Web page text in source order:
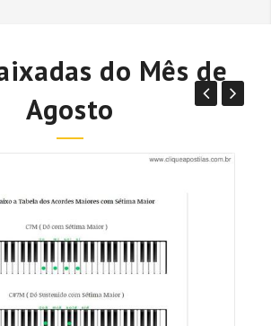
do Mês de
Agosto